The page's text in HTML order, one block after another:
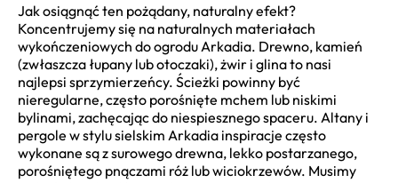
Jak osiągnąć ten pożądany, naturalny efekt?
Koncentrujemy się na naturalnych materiałach
wykończeniowych do ogrodu Arkadia. Drewno, kamień
(zwłaszcza łupany lub otoczaki), żwir i glina to nasi
najlepsi sprzymierzeńcy. Ścieżki powinny być
nieregularne, często porośnięte mchem lub niskimi
bylinami, zachęcając do niespiesznego spaceru. Altany i
pergole w stylu sielskim Arkadia inspiracje często
wykonane są z surowego drewna, lekko postarzanego,
porośniętego pnączami róż lub wiciokrzewów. Musimy